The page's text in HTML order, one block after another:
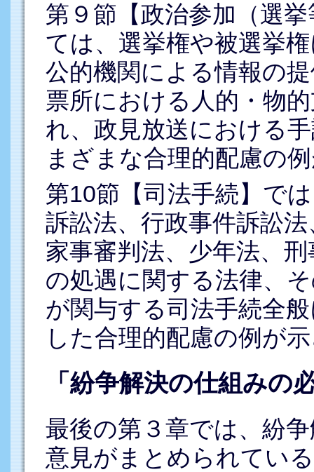
第９節【政治参加（選
ては、選挙権や被選挙
公的機関による情報の
票所における人的・物
れ、政見放送における
まざまな合理的配慮の
第10節【司法手続】で
訴訟法、行政事件訴訟
家事審判法、少年法、
の処遇に関する法律、
が関与する司法手続全
した合理的配慮の例が
「紛争解決の仕組みの
最後の第３章では、紛
意見がまとめられてい